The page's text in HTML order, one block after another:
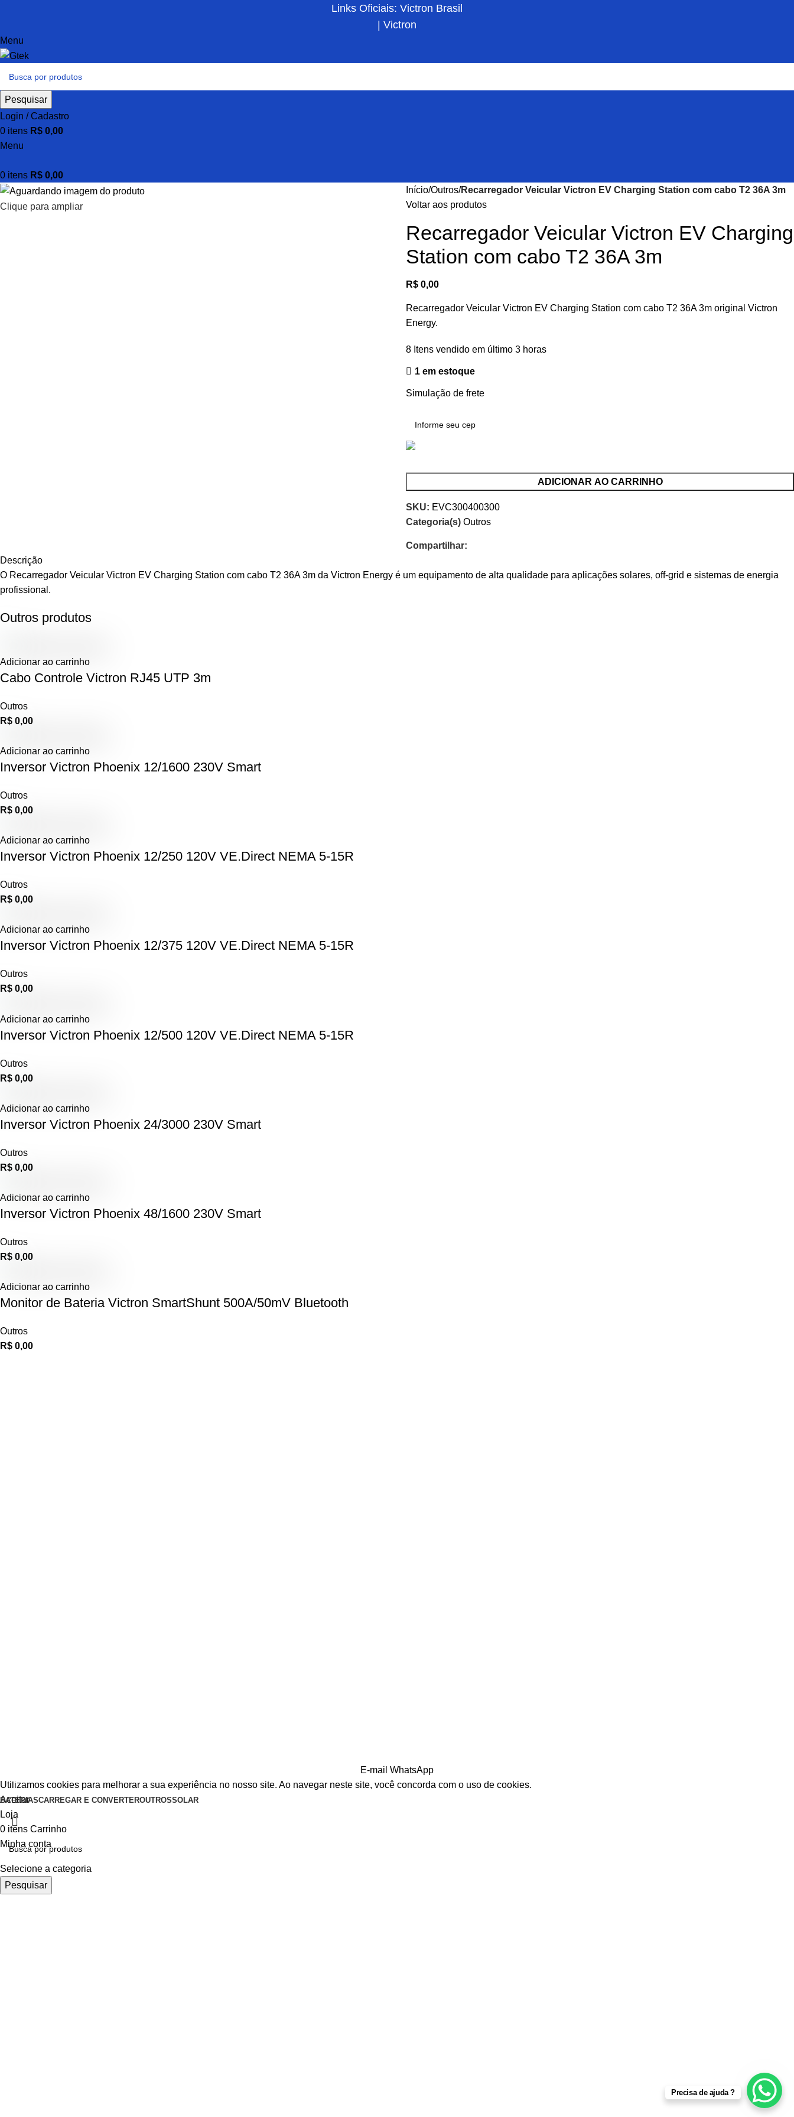
Links Oficiais: Victron Brasil
| Victron
Menu
Pesquisar
Login / Cadastro
0 itens R$ 0,00
Menu
0 itens R$ 0,00
Clique para ampliar
Início Outros Recarregador Veicular Victron EV Charging Station com cabo T2 36A 3m
Voltar aos produtos
Recarregador Veicular Victron EV Charging
Station com cabo T2 36A 3m
R$ 0,00
Recarregador Veicular Victron EV Charging Station com cabo T2 36A 3m original Victron
Energy.
8 Itens vendido em último 3 horas
1 em estoque
Simulação de frete
ADICIONAR AO CARRINHO
SKU: EVC300400300
Categoria(s) Outros
Compartilhar:
Descrição
O Recarregador Veicular Victron EV Charging Station com cabo T2 36A 3m da Victron Energy é um equipamento de alta qualidade para aplicações solares, off-grid e sistemas de energia
profissional.
Outros produtos
Adicionar ao carrinho
Cabo Controle Victron RJ45 UTP 3m
Outros
R$ 0,00
Adicionar ao carrinho
Inversor Victron Phoenix 12/1600 230V Smart
Outros
R$ 0,00
Adicionar ao carrinho
Inversor Victron Phoenix 12/250 120V VE.Direct NEMA 5-15R
Outros
R$ 0,00
Adicionar ao carrinho
Inversor Victron Phoenix 12/375 120V VE.Direct NEMA 5-15R
Outros
R$ 0,00
Adicionar ao carrinho
Inversor Victron Phoenix 12/500 120V VE.Direct NEMA 5-15R
Outros
R$ 0,00
Adicionar ao carrinho
Inversor Victron Phoenix 24/3000 230V Smart
Outros
R$ 0,00
Adicionar ao carrinho
Inversor Victron Phoenix 48/1600 230V Smart
Outros
R$ 0,00
Adicionar ao carrinho
Monitor de Bateria Victron SmartShunt 500A/50mV Bluetooth
Outros
R$ 0,00
BATERIASCARREGAR E CONVERTEROUTROSSOLAR
E-mail WhatsApp
Utilizamos cookies para melhorar a sua experiência no nosso site. Ao navegar neste site, você concorda com o uso de cookies.
Aceitar
Selecione a categoria
Pesquisar
Precisa de ajuda ?
Loja
0 itens Carrinho
Minha conta